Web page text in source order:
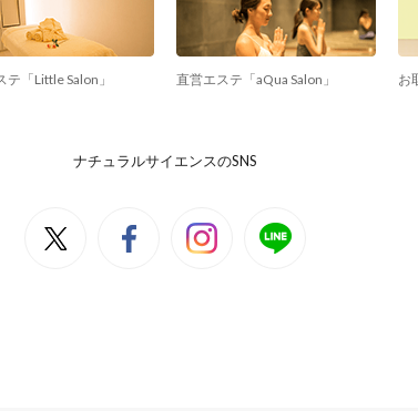
テ「Little Salon」 直営エステ「aQua Salon」 お
ナチュラルサイエンスのSNS